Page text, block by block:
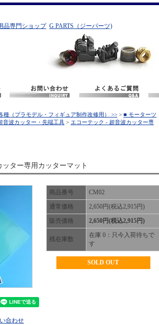
品専門ショップ G PARTS（ジーパーツ)
種（プラモデル・フィギュア制作改修用） >> > ■ モーターツ
音波カッター・先端工具 > エコーテック - 超音波カッター専
ター専用カッターマット
商品番号
CM02
通常価格
2,650円(税込2,915円)
販売価格
2,650円(税込2,915円)
残在庫数
在庫 0：只今入荷待ちで
す
SOLD OUT
合わせ